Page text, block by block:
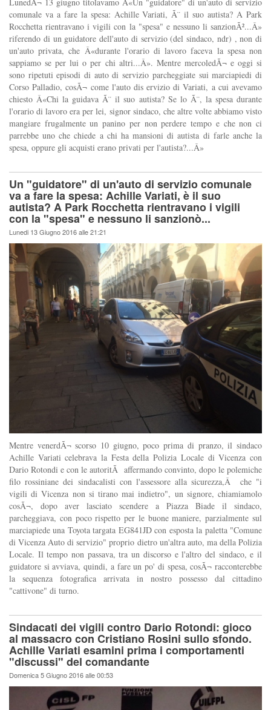
comunale va a fare la spesa: Achille Variati, Ã¨ il suo autista? A Park
Rocchetta rientravano i vigili con la "spesa" e nessuno li sanzionÃ²...Â»
riferendo di un guidatore dell'auto di servizio (del sindaco, ndr) , non di
un'auto privata, che Â«durante l'orario di lavoro faceva la spesa non
sappiamo se per lui o per chi altri...Â». Mentre mercoledÃ¬ e oggi si
sono ripetuti episodi di auto di servizio parcheggiate sui marciapiedi di
Corso Palladio, cosÃ¬ come l'auto dis ervizio di Variati, a cui avevamo
chiesto Â«Chi la guidava Ã¨ il suo autista? Se lo Ã¨, la spesa durante
l'orario di lavoro era per lei, signor sindaco, che altre volte abbiamo visto
mangiare frugalmente un panino per non perdere tempo e che non ci
parrebbe uno che chiede a chi ha mansioni di autista di farle anche la
spesa, oppure gli acquisti erano privati per l'autista?...Â»
Un "guidatore" di un'auto di servizio comunale
va a fare la spesa: Achille Variati, è il suo
autista? A Park Rocchetta rientravano i vigili
con la "spesa" e nessuno li sanzionò...
Lunedi 13 Giugno 2016 alle 21:21
Mentre venerdÃ¬ scorso 10 giugno, poco prima di pranzo, il sindaco
Achille Variati celebrava la Festa della Polizia Locale di Vicenza con
Dario Rotondi e con le autoritÃ affermando convinto, dopo le polemiche
filo rossiniane dei sindacalisti con l'assessore alla sicurezza,Â che "i
vigili di Vicenza non si tirano mai indietro", un signore, chiamiamolo
cosÃ¬, dopo aver lasciato scendere a Piazza Biade il sindaco,
parcheggiava, con poco rispetto per le buone maniere, parzialmente sul
marciapiede una Toyota targata EG841JD con esposta la paletta "Comune
di Vicenza Auto di servizio" proprio dietro un'altra auto, ma della Polizia
Locale. Il tempo non passava, tra un discorso e l'altro del sindaco, e il
guidatore si avviava, quindi, a fare un po' di spesa, cosÃ¬ racconterebbe
la sequenza fotografica arrivata in nostro possesso dal cittadino
"cattivone" di turno.
Sindacati dei vigili contro Dario Rotondi: gioco
al massacro con Cristiano Rosini sullo sfondo.
Achille Variati esamini prima i comportamenti
"discussi" del comandante
Domenica 5 Giugno 2016 alle 00:53